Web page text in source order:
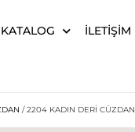
KATALOG İLETIŞIM
/ 2204 KADIN DERI CÜZDAN